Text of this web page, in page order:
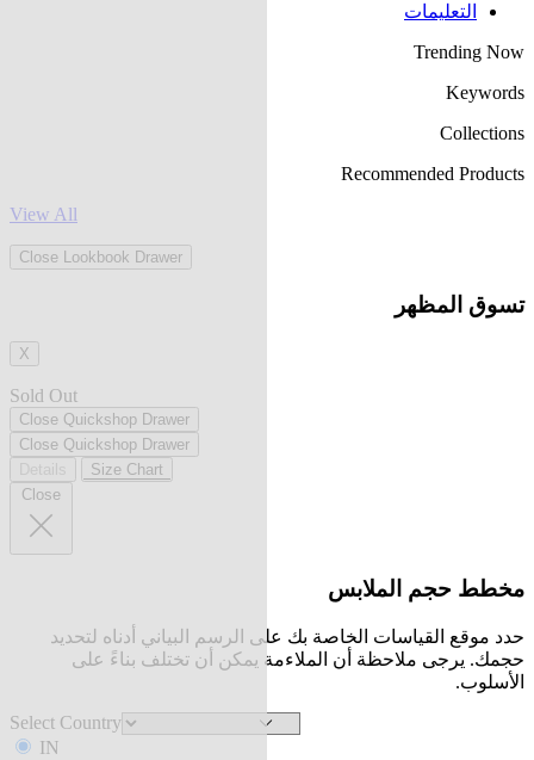
التعليمات
Trending Now
Keywords
Collections
Recommended Products
View All
Close Lookbook Drawer
تسوق المظهر
X
Sold Out
Close Quickshop Drawer
Close Quickshop Drawer
Size Chart
Close
مخطط حجم الملابس
حدد موقع القياسات الخاصة بك على الرسم البياني أدناه لتحديد
حجمك. يرجى ملاحظة أن الملاءمة يمكن أن تختلف بناءً على
الأسلوب.
Select Country
IN